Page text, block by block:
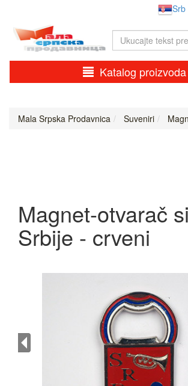
Srb
Katalog proizvoda
Mala Srpska Prodavnica Suveniri
Magnet-otvarač
Srbije - crveni